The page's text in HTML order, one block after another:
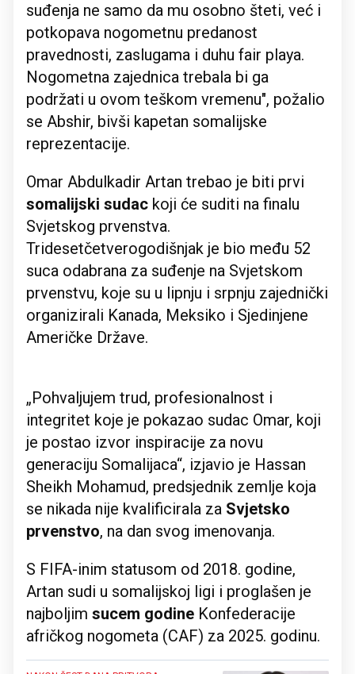
suđenja ne samo da mu osobno šteti, već i
potkopava nogometnu predanost
pravednosti, zaslugama i duhu fair playa.
Nogometna zajednica trebala bi ga
podržati u ovom teškom vremenu", požalio
se Abshir, bivši kapetan somalijske
reprezentacije.
Omar Abdulkadir Artan trebao je biti prvi
somalijski sudac koji će suditi na finalu
Svjetskog prvenstva.
Tridesetčetverogodišnjak je bio među 52
suca odabrana za suđenje na Svjetskom
prvenstvu, koje su u lipnju i srpnju zajednički
organizirali Kanada, Meksiko i Sjedinjene
Američke Države.
„Pohvaljujem trud, profesionalnost i
integritet koje je pokazao sudac Omar, koji
je postao izvor inspiracije za novu
generaciju Somalijaca“, izjavio je Hassan
Sheikh Mohamud, predsjednik zemlje koja
se nikada nije kvalificirala za Svjetsko
prvenstvo, na dan svog imenovanja.
S FIFA-inim statusom od 2018. godine,
Artan sudi u somalijskoj ligi i proglašen je
najboljim sucem godine Konfederacije
afričkog nogometa (CAF) za 2025. godinu.